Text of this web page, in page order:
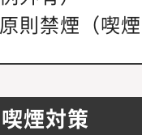
則禁煙（喫煙
煙対策